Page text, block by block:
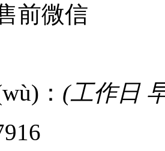
前微信
： (工作日